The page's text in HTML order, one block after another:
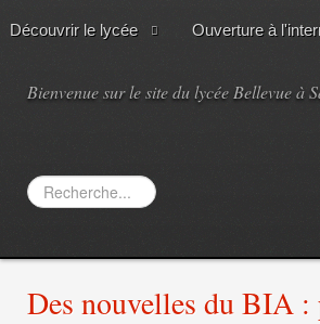
Découvrir le lycée Ouverture à
Bienvenue sur le site du lycée Bellevue à
Rechercher
Des nouvelles du BIA :